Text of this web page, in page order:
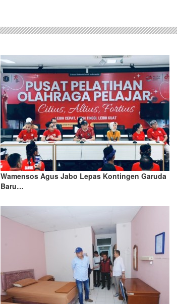
Wamensos Agus Jabo Lepas Kontingen Garuda
Baru…